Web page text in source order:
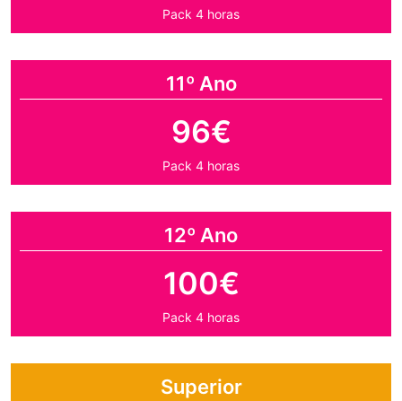
Pack 4 horas
11º Ano
96€
Pack 4 horas
12º Ano
100€
Pack 4 horas
Superior